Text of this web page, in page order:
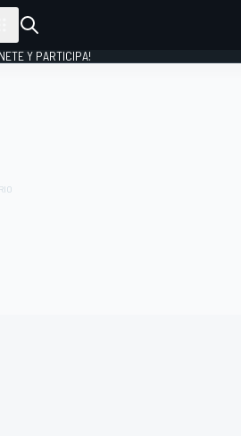
Y PARTICIPA!